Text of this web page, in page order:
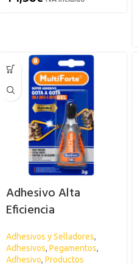
Adhesivo Alta
Eficiencia
MULTIFORTE
Adhesivos y Selladores,
Adhesivos, Pegamentos,
Adhesivo, Productos